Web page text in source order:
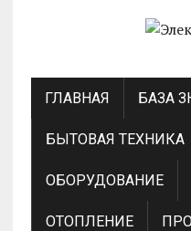
ГЛАВНАЯ БАЗА
БЫТОВАЯ ТЕХНИКА
ОБОРУДОВАНИЕ
ОТОПЛЕНИЕ